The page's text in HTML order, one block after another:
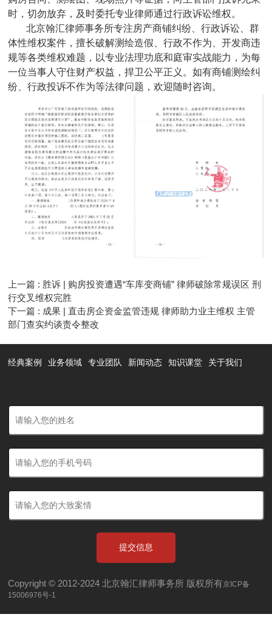
时，切勿放弃，及时委托专业律师通过行政诉讼维权。
北京翰汇律师事务所专注房产商铺纠纷、行政诉讼、群
体性维权案件，擅长破解测绘造假、行政不作为、开发商违
规等各类维权难题，以专业法理功底和庭审实战能力，为每
一位当事人守住财产权益，捍卫公平正义。如有商铺测绘纠
纷、行政投诉不作为等法律问题，欢迎随时咨询。
上一篇 : 胜诉 | 购房投资遭遇“车库变商铺” 律师破除常规误区 刑
行交叉维权完胜
下一篇 : 成果 | 直击房企资金监管违规 律师助力业主维权 主管
部门查实约谈责令整改
经典案例 业务领域 专业团队 新闻动态 知识课堂 关于我们
提交信息
Copyright © 2012-2024 北京翰汇律师事务所 版权所有京ICP备
15006976号-1